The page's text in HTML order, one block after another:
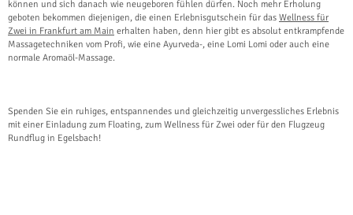
können und sich danach wie neugeboren fühlen dürfen. Noch mehr Erholung
geboten bekommen diejenigen, die einen Erlebnisgutschein für das Wellness für
Zwei in Frankfurt am Main erhalten haben, denn hier gibt es absolut entkrampfende
Massagetechniken vom Profi, wie eine Ayurveda-, eine Lomi Lomi oder auch eine
normale Aromaöl-Massage.
Spenden Sie ein ruhiges, entspannendes und gleichzeitig unvergessliches Erlebnis
mit einer Einladung zum Floating, zum Wellness für Zwei oder für den Flugzeug
Rundflug in Egelsbach!